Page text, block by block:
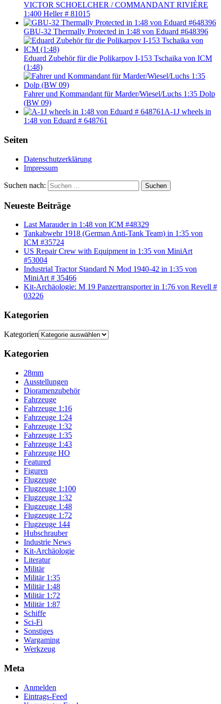
VICTOR SCHOELCHER / COMMANDANT RIVIÈRE
1:400 Heller # 81015
GBU-32 Thermally Protected in 1:48 von Eduard #648396
Eduard Zubehör für die Polikarpov I-153 Tschaika von ICM
(1:48)
Fahrer und Kommandant für Marder/Wiesel/Luchs 1:35 Dolp
(BW 09)
A-1J wheels in
1:48 von Eduard # 648761
Seiten
Datenschutzerklärung
Impressum
Suchen nach: Suchen
Neueste Beiträge
Last Marauder in 1:48 von ICM #48329
Tankabwehr 1918 (German Anti-Tank Team) in 1:35 von
ICM #35724
US Repair Crew with Equipment in 1:35 von MiniArt
#53004
Industrial Tractor Standard N Mod 1940-42 in 1:35 von
MiniArt # 35466
Kit-Archäologie: M 19 Panzertransporter in 1:76 von Revell #
03226
Kategorien
Kategorien
Kategorien
28mm
Ausstellungen
Dioramenzubehör
Fahrzeuge
Fahrzeuge 1:16
Fahrzeuge 1:24
Fahrzeuge 1:32
Fahrzeuge 1:35
Fahrzeuge 1:43
Fahrzeuge HO
Featured
Figuren
Flugzeuge
Flugzeuge 1:100
Flugzeuge 1:32
Flugzeuge 1:48
Flugzeuge 1:72
Flugzeuge 144
Hubschrauber
Industrie News
Kit-Archäologie
Literatur
Militär
Militär 1:35
Militär 1:48
Militär 1:72
Militär 1:87
Schiffe
Sci-Fi
Sonstiges
Wargaming
Werkzeug
Meta
Anmelden
Eintrags-Feed